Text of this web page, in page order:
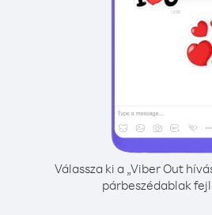
Válassza ki a „Viber Out
párbeszédablak